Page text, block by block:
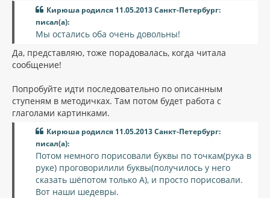
Кирюша родился 11.05.2013 Санкт-Петербург:
писал(а):
Мы остались оба очень довольны!
Да, представляю, тоже порадовалась, когда читала
сообщение!
Попробуйте идти последовательно по описанным
ступеням в методичках. Там потом будет работа с
глаголами картинками.
Кирюша родился 11.05.2013 Санкт-Петербург:
писал(а):
Потом немного порисовали буквы по точкам(рука в
руке) проговорилили буквы(получилось у него
сказать шёпотом только А), и просто порисовали.
Вот наши шедевры.